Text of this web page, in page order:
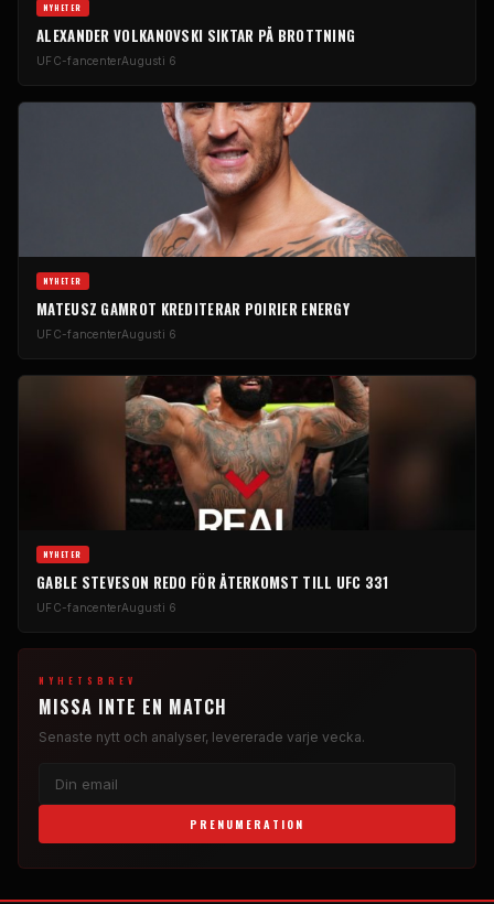
NYHETER
ALEXANDER VOLKANOVSKI SIKTAR PÅ BROTTNING
UFC-fancenterAugusti 6
NYHETER
MATEUSZ GAMROT KREDITERAR POIRIER ENERGY
UFC-fancenterAugusti 6
NYHETER
GABLE STEVESON REDO FÖR ÅTERKOMST TILL UFC 331
UFC-fancenterAugusti 6
NYHETSBREV
MISSA INTE EN MATCH
Senaste nytt och analyser, levererade varje vecka.
PRENUMERATION